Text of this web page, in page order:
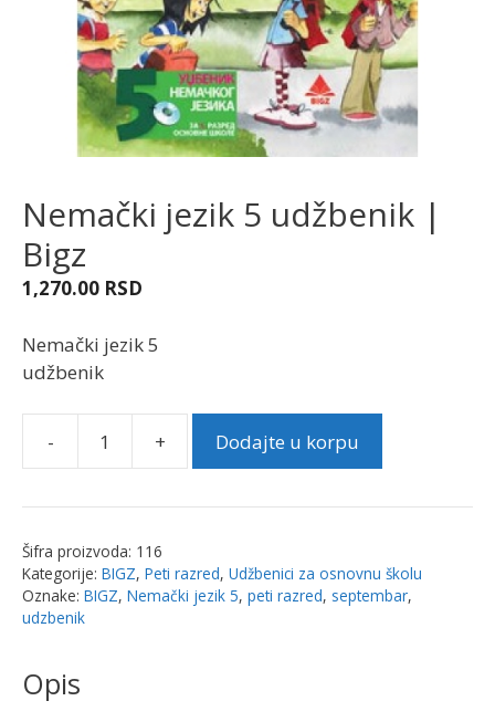
Nemački jezik 5 udžbenik |
Bigz
1,270.00 RSD
Nemački jezik 5
udžbenik
-
Nemački
5
Bigz
+ Dodajte u korpu
Šifra proizvoda: 116
Kategorije: BIGZ, Peti razred, Udžbenici za osnovnu školu
Oznake: BIGZ, Nemački jezik 5, peti razred, septembar,
udzbenik
Opis